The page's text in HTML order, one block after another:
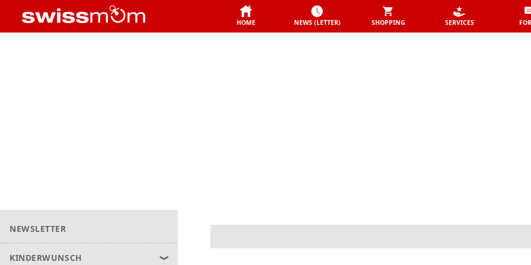
HOME NEWS (LETTER) SHOPPING SERVICES
NEWSLETTER
KINDERWUNSCH